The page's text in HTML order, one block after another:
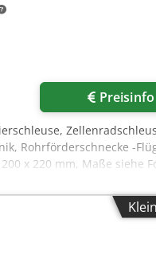
Preisinfo
Rohrförderschnecke -
x 220 mm, Maße siehe